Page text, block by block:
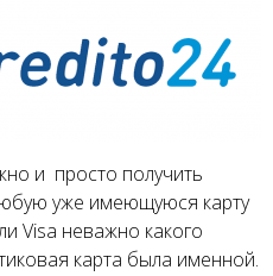
и просто получить
уже имеющуюся карту
Visa неважно какого
карта была именной.